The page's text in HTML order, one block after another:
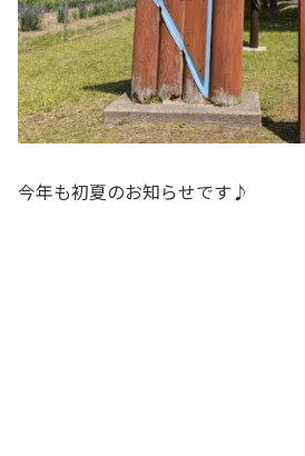
今年も初夏のお知らせです♪